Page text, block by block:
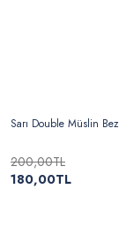
Sarı Double Müslin
200,00TL
180,00TL